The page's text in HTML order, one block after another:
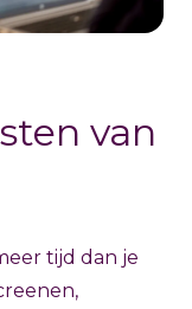
van
tijd dan je